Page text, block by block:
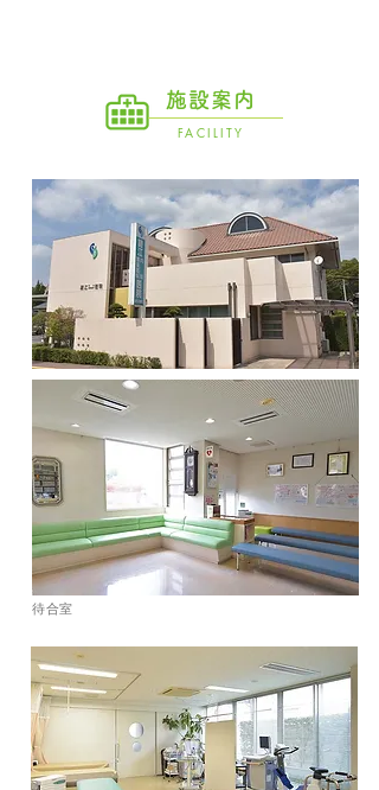
施設案内
FACILITY
待合室